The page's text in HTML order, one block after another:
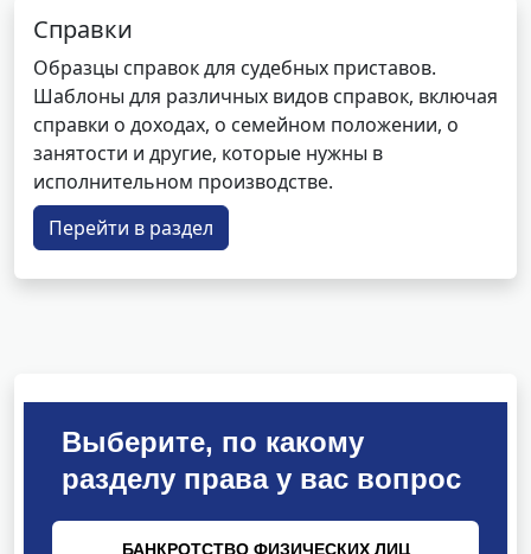
Справки
Образцы справок для судебных приставов.
Шаблоны для различных видов справок, включая
справки о доходах, о семейном положении, о
занятости и другие, которые нужны в
исполнительном производстве.
Перейти в раздел